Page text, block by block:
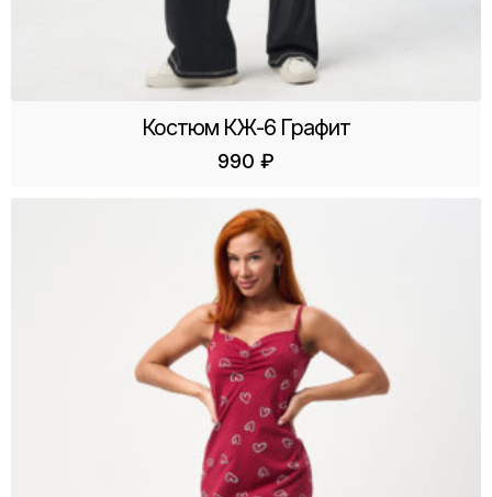
Костюм КЖ-6 Графит
990 ₽